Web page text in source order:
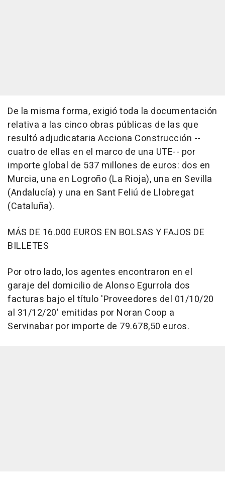
De la misma forma, exigió toda la documentación
relativa a las cinco obras públicas de las que
resultó adjudicataria Acciona Construcción --
cuatro de ellas en el marco de una UTE-- por
importe global de 537 millones de euros: dos en
Murcia, una en Logroño (La Rioja), una en Sevilla
(Andalucía) y una en Sant Feliú de Llobregat
(Cataluña).
MÁS DE 16.000 EUROS EN BOLSAS Y FAJOS DE
BILLETES
Por otro lado, los agentes encontraron en el
garaje del domicilio de Alonso Egurrola dos
facturas bajo el título 'Proveedores del 01/10/20
al 31/12/20' emitidas por Noran Coop a
Servinabar por importe de 79.678,50 euros.